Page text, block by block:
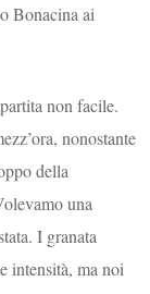
Bonacina ai
non facile.
nonostante
della
una
I granata
intensità, ma noi